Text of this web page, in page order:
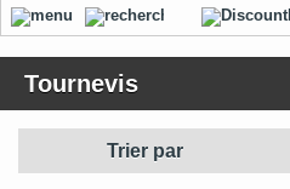
Tournevis
Trier par